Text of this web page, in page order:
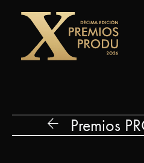
Premios
EdiciónPremios